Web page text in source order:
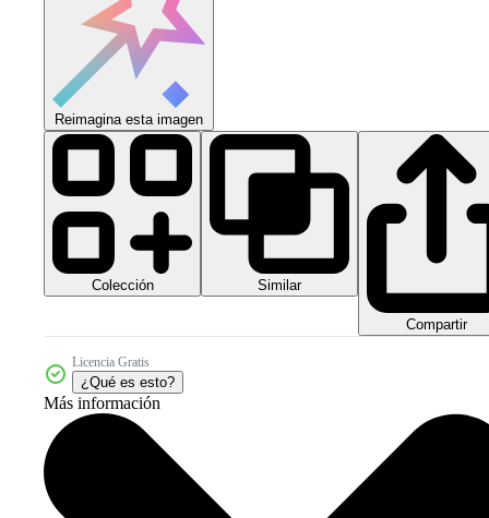
Reimagina esta imagen
Colección Similar
Compartir
Licencia Gratis
¿Qué es esto?
Más información